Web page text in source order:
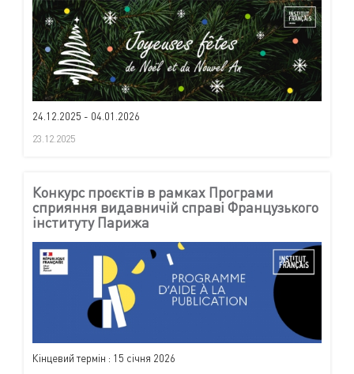
24.12.2025 - 04.01.2026
23.12.2025
Конкурс проєктів в рамках Програми
сприяння видавничій справі Французького
інституту Парижа
Кінцевий термін : 15 січня 2026